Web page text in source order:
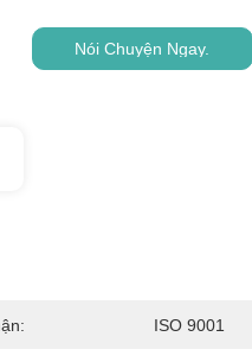
Nói Chuyện Ngay.
ISO 9001